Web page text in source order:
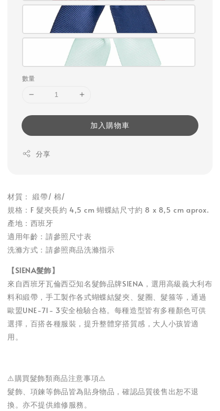
數量
加入購物車
分享
材質： 緞帶/ 棉/
規格：F 髮夾長約 4,5 cm 蝴蝶結尺寸約 8 x 8,5 cm aprox.
產地：西班牙
適用年齡：請參照尺寸表
洗滌方式：請參照商品洗滌指示
【SIENA髮飾】
來自西班牙瓦倫西亞知名髮飾品牌SIENA，選用高級義大利布
料和緞帶，手工製作各式蝴蝶結髮夾、髮圈、髮箍等，通過
歐盟UNE-71- 3安全檢驗合格。每種造型皆有多種顏色可供
選擇，百搭各種服裝，提升整體穿搭質感，大人小孩皆適
用。
⚠️購買髮飾類商品注意事項⚠️
髮飾、項鍊等飾品皆為貼身物品，確認品質後售出恕不退
換。亦不提供維修服務。